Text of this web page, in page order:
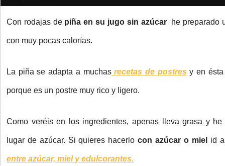
Con rodajas de piña en su jugo sin azúcar he preparado
con muy pocas calorías.
La piña se adapta a muchasrecetas de postres y en ésta
porque es un postre muy rico y ligero.
Como veréis en los ingredientes, apenas lleva grasa y
lugar de azúcar. Si quieres hacerlocon azúcar o miel id
entre azúcar, miel y edulcorantes.